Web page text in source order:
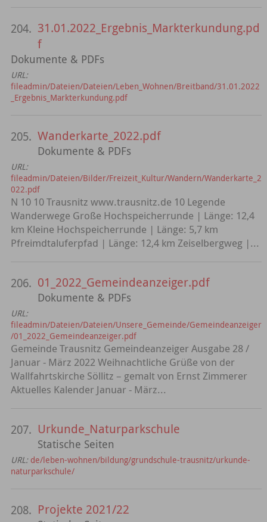
204. 31.01.2022_Ergebnis_Markterkundung.pd
f
Dokumente & PDFs
URL:
fileadmin/Dateien/Dateien/Leben_Wohnen/Breitband/31.01.2022
_Ergebnis_Markterkundung.pdf
205. Wanderkarte_2022.pdf
Dokumente & PDFs
URL:
fileadmin/Dateien/Bilder/Freizeit_Kultur/Wandern/Wanderkarte_2
022.pdf
N 10 10 Trausnitz www.trausnitz.de 10 Legende
Wanderwege Große Hochspeicherrunde | Länge: 12,4
km Kleine Hochspeicherrunde | Länge: 5,7 km
Pfreimdtaluferpfad | Länge: 12,4 km Zeiselbergweg |...
206. 01_2022_Gemeindeanzeiger.pdf
Dokumente & PDFs
URL:
fileadmin/Dateien/Dateien/Unsere_Gemeinde/Gemeindeanzeiger
/01_2022_Gemeindeanzeiger.pdf
Gemeinde Trausnitz Gemeindeanzeiger Ausgabe 28 /
Januar - März 2022 Weihnachtliche Grüße von der
Wallfahrtskirche Söllitz – gemalt von Ernst Zimmerer
Aktuelles Kalender Januar - März...
207. Urkunde_Naturparkschule
Statische Seiten
URL: de/leben-wohnen/bildung/grundschule-trausnitz/urkunde-
naturparkschule/
208. Projekte 2021/22